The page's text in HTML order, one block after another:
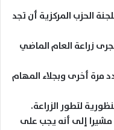
الحزب المركزية أن تجد
زراعة العام الماضي
مرة أخرى وبجلاء المهام
لتطور الزراعة.
مشيرا إلى أنه يجب على